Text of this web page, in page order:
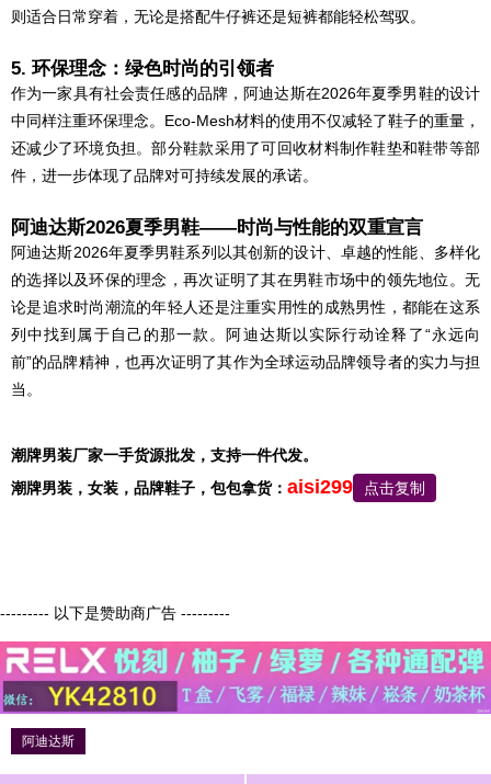
则适合日常穿着，无论是搭配牛仔裤还是短裤都能轻松驾驭。
5. 环保理念：绿色时尚的引领者
作为一家具有社会责任感的品牌，阿迪达斯在2026年夏季男鞋的设计
中同样注重环保理念。Eco-Mesh材料的使用不仅减轻了鞋子的重量，
还减少了环境负担。部分鞋款采用了可回收材料制作鞋垫和鞋带等部
件，进一步体现了品牌对可持续发展的承诺。
阿迪达斯2026夏季男鞋——时尚与性能的双重宣言
阿迪达斯2026年夏季男鞋系列以其创新的设计、卓越的性能、多样化
的选择以及环保的理念，再次证明了其在男鞋市场中的领先地位。无
论是追求时尚潮流的年轻人还是注重实用性的成熟男性，都能在这系
列中找到属于自己的那一款。阿迪达斯以实际行动诠释了“永远向
前”的品牌精神，也再次证明了其作为全球运动品牌领导者的实力与担
当。
潮牌男装厂家一手货源批发，支持一件代发。
潮牌男装， 女装，品牌鞋子，包包拿货： aisi299 点击复制
--------- 以下是赞助商广告 ---------
阿迪达斯